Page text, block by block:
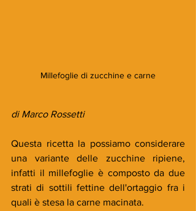
Millefoglie di zucchine e carne
di Marco Rossetti
Questa ricetta la possiamo considerare
una variante delle zucchine ripiene,
infatti il millefoglie è composto da due
strati di sottili fettine dell'ortaggio fra i
quali è stesa la carne macinata.